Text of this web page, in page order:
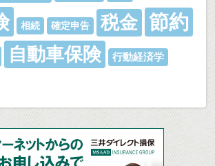
相続 確定申告 税金 節約
自動車保険 行動経済学